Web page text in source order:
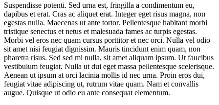
Suspendisse potenti. Sed urna est, fringilla a condimentum eu,
dapibus et erat. Cras ac aliquet erat. Integer eget risus magna, non
egestas nulla. Maecenas ut ante tortor. Pellentesque habitant morbi
tristique senectus et netus et malesuada fames ac turpis egestas.
Morbi vel eros nec quam cursus porttitor et nec orci. Nulla vel odio
sit amet nisi feugiat dignissim. Mauris tincidunt enim quam, non
pharetra risus. Sed sed mi nulla, sit amet aliquam ipsum. Ut faucibus
vestibulum feugiat. Nulla ut dui eget massa pellentesque scelerisque.
Aenean ut ipsum at orci lacinia mollis id nec urna. Proin eros dui,
feugiat vitae adipiscing ut, rutrum vitae quam. Nam et convallis
augue. Quisque ut odio eu ante consequat elementum.